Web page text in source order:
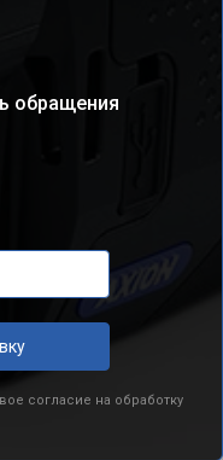
обращения
согласие на обработку